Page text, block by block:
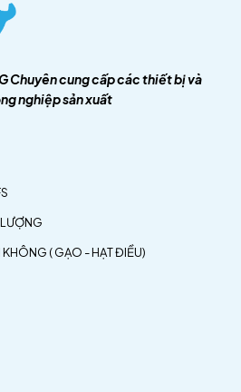
Chuyên cung cấp các thiết bị và
nghiệp sản xuất
( GẠO - HẠT ĐIỀU)